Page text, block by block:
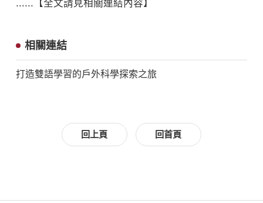
......【全文請見相關連結內容】
相關連結
打造雙語學習的戶外科學探索之旅
回上頁 回首頁